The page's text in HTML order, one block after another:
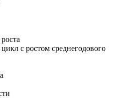
с ростом среднегодового